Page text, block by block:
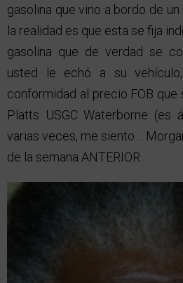
gasolina que vino a bordo de
la realidad es que esta se fija
gasolina que de verdad se
usted le echó a su
conformidad al precio FOB
Platts USGC Waterborne (es
varias veces, me siento…
de la semana ANTERIOR.